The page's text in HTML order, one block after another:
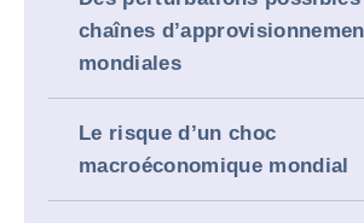
chaînes
mondiales
Le risque d’un choc
macroéconomique mondial